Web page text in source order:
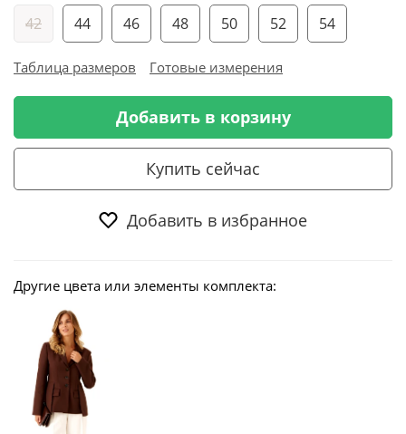
42 44 46 48 50 52 54
Таблица размеров Готовые измерения
Добавить в корзину
Купить сейчас
Добавить в избранное
Другие цвета или элементы комплекта: